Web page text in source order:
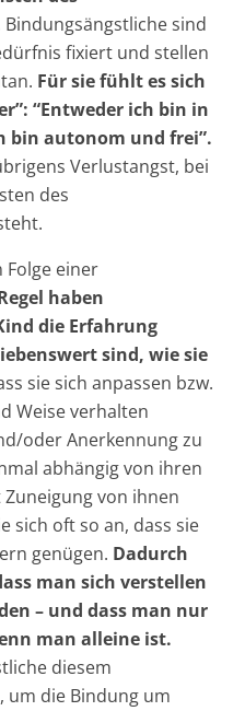
Bindungsängstliche sind
fixiert und stellen
Für sie fühlt es sich
“Entweder ich bin in
bin autonom und frei”.
Verlustangst, bei
des
einer
haben
die Erfahrung
sind, wie sie
sie sich anpassen bzw.
Weise verhalten
oder Anerkennung zu
abhängig von ihren
von ihnen
sich oft so an, dass sie
genügen. Dadurch
man sich verstellen
– und dass man nur
man alleine ist.
diesem
um die Bindung um